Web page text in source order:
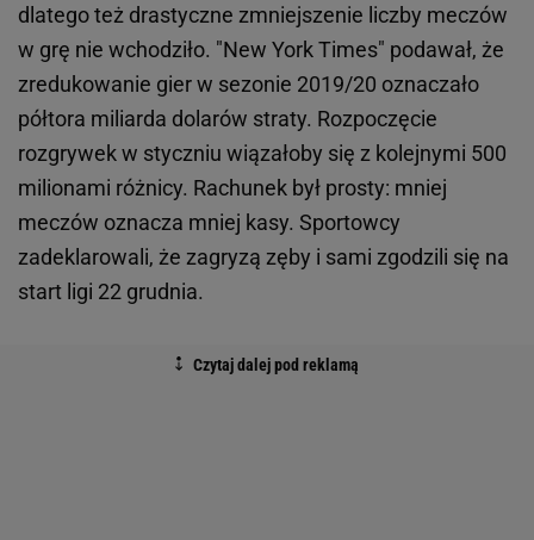
dlatego też drastyczne zmniejszenie liczby meczów
w grę nie wchodziło. "New York Times" podawał, że
zredukowanie gier w sezonie 2019/20 oznaczało
półtora miliarda dolarów straty. Rozpoczęcie
rozgrywek w styczniu wiązałoby się z kolejnymi 500
milionami różnicy. Rachunek był prosty: mniej
meczów oznacza mniej kasy. Sportowcy
zadeklarowali, że zagryzą zęby i sami zgodzili się na
start ligi 22 grudnia.